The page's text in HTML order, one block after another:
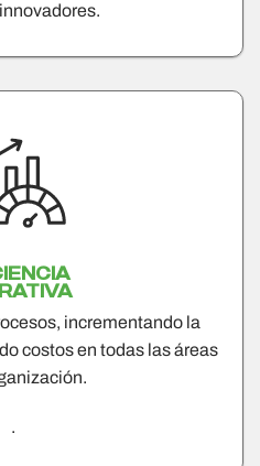
incrementando la
costos en todas las áreas
.